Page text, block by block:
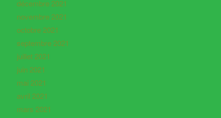
décembre 2021
novembre 2021
octobre 2021
septembre 2021
juillet 2021
juin 2021
mai 2021
avril 2021
mars 2021